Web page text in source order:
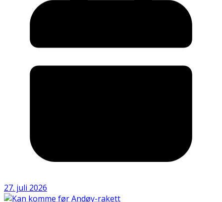
27. juli 2026